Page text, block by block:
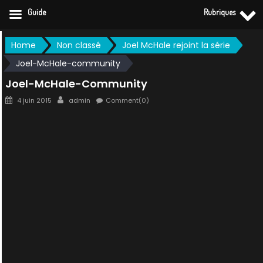
Skip
to
content
Home Non classé
Joel McHale rejoint la série
Joel-McHale-community
Joel-McHale-Community
Posted
4 juin 2015 Author
admin Comment(0)
Guide Rubriques